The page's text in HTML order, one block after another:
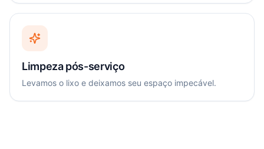
Limpeza pós-serviço
Levamos o lixo e deixamos seu espaço impecável.